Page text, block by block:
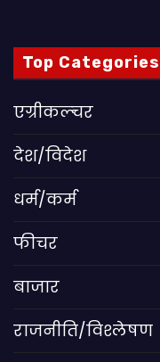
Top Categories
एग्रीकल्चर
देश/विदेश
धर्म/कर्म
फीचर
बाजार
राजनीति/विश्लेषण